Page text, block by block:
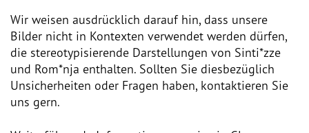
Dokumentationsstelle
Antiziganismus – DOSTA
Internationale Jugendarbeit
Abgeschlossene Projekte
Wir weisen ausdrücklich darauf hin, dass unsere
Bilder nicht in Kontexten verwendet werden dürfen,
die stereotypisierende Darstellungen von Sinti*zze
und Rom*nja enthalten. Sollten Sie diesbezüglich
Unsicherheiten oder Fragen haben, kontaktieren Sie
uns gern.